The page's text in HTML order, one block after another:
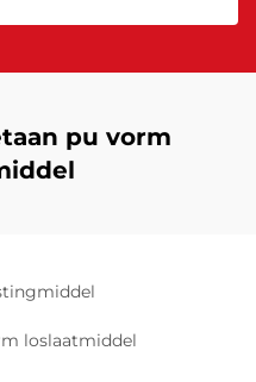
pu vorm
loslaatmiddel